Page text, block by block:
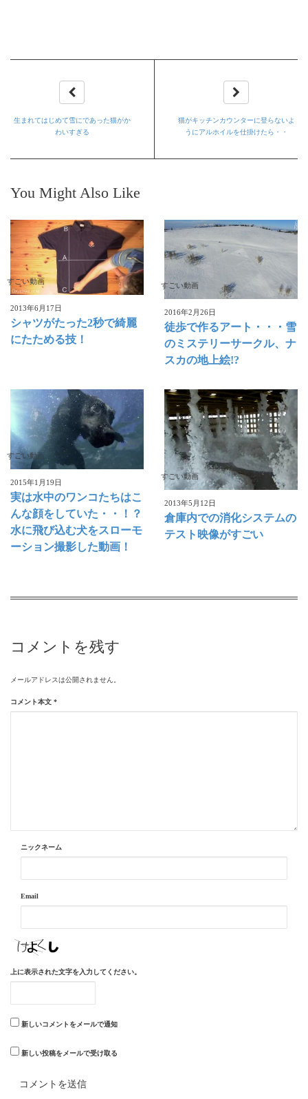
生まれてはじめて雪にであった猫がか
わいすぎる
猫がキッチンカウンターに登らないよ
うにアルホイルを仕掛けたら・・
You Might Also Like
すごい動画
2013年6月17日
シャツがたった2秒で綺麗
にたためる技！
すごい動画
2016年2月26日
徒歩で作るアート・・・雪
のミステリーサークル、ナ
スカの地上絵!?
すごい動画
2015年1月19日
実は水中のワンコたちはこ
んな顔をしていた・・！？
水に飛び込む犬をスローモ
ーション撮影した動画！
すごい動画
2013年5月12日
倉庫内での消化システムの
テスト映像がすごい
コメントを残す
メールアドレスは公開されません。
コメント本文 *
ニックネーム
Email
上に表示された文字を入力してください。
新しいコメントをメールで通知
新しい投稿をメールで受け取る